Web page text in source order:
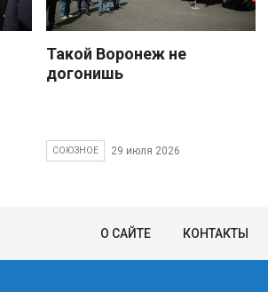
Такой Воронеж не
догонишь
СОЮЗНОЕ 29 июля 2026
О САЙТЕ КОНТАКТЫ